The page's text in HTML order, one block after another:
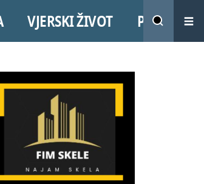
VJERSKI ŽIVOT PROMO